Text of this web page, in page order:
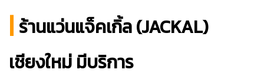
| ร้านแว่นแจ็คเกิ้ล (JACKAL)
เชียงใหม่ มีบริการ